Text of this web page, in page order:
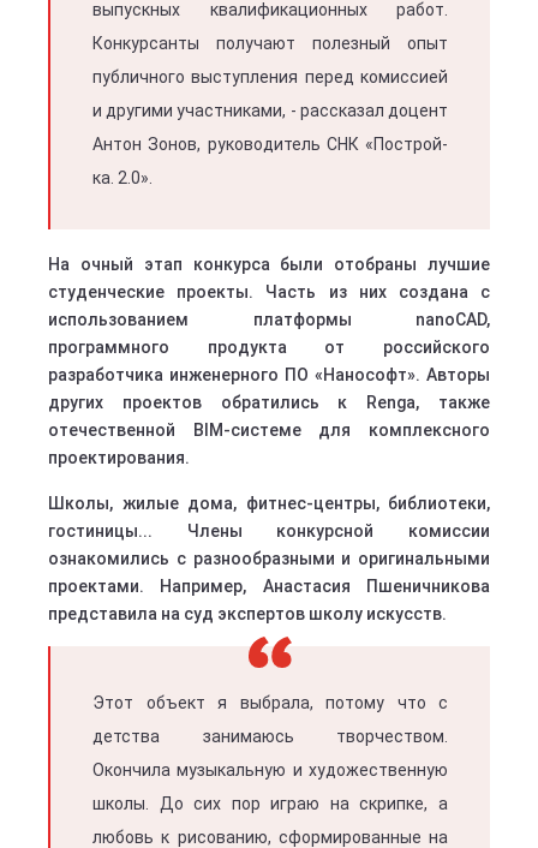
выпускных квалификационных работ.
Конкурсанты получают полезный опыт
публичного выступления перед комиссией
и другими участниками, - рассказал доцент
Антон Зонов, руководитель СНК «Построй-
ка. 2.0».
На очный этап конкурса были отобраны лучшие
студенческие проекты. Часть из них создана с
использованием платформы nanoCAD,
программного продукта от российского
разработчика инженерного ПО «Нанософт». Авторы
других проектов обратились к Renga, также
отечественной BIM-системе для комплексного
проектирования.
Школы, жилые дома, фитнес-центры, библиотеки,
гостиницы... Члены конкурсной комиссии
ознакомились с разнообразными и оригинальными
проектами. Например, Анастасия Пшеничникова
представила на суд экспертов школу искусств.
Этот объект я выбрала, потому что с
детства занимаюсь творчеством.
Окончила музыкальную и художественную
школы. До сих пор играю на скрипке, а
любовь к рисованию, сформированные на